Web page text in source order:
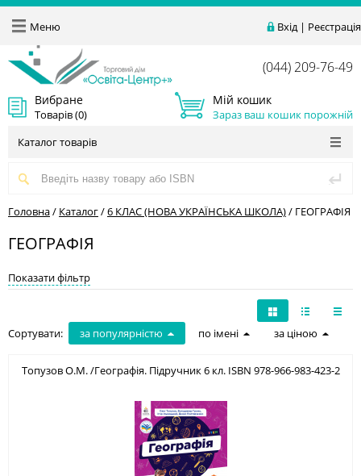
Вхід| Реєстрація
Меню
(044) 209-76-49
Вибране
Товарів (0)
Мій кошик
Зараз ваш кошик порожній
Каталог товарів
Головна/ Каталог/6 КЛАС (НОВА УКРАЇНСЬКА ШКОЛА)/ ГЕОГРАФІЯ
ГЕОГРАФІЯ
Показати фільтр
Сортувати: за популярністю по імені за ціною
Топузов О.М. /Географія. Підручник 6 кл. ISBN 978-966-983-423-2